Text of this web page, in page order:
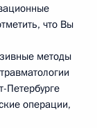
что Вы
методы
Петербурге
операции,